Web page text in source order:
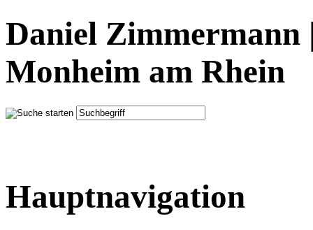
Daniel Zimmermann
Monheim am Rhein
Hauptnavigation